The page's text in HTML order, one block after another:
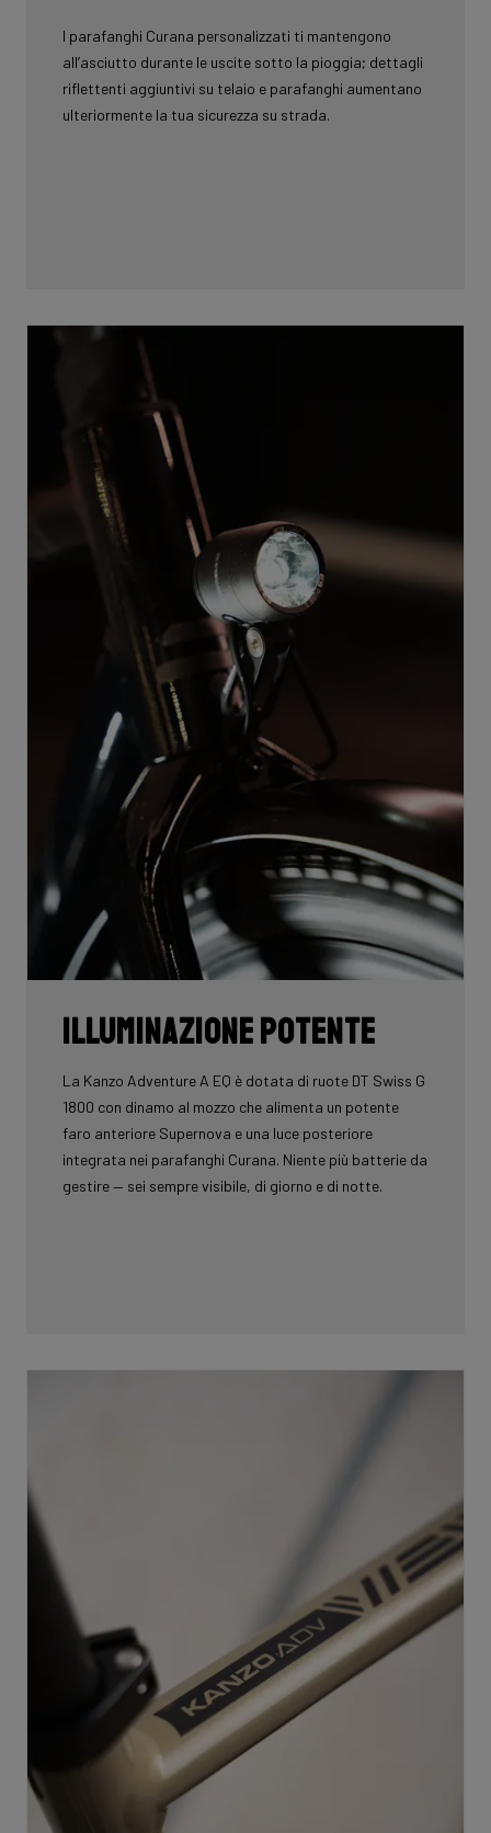
I parafanghi Curana personalizzati ti mantengono
all’asciutto durante le uscite sotto la pioggia; dettagli
riflettenti aggiuntivi su telaio e parafanghi aumentano
ulteriormente la tua sicurezza su strada.
Illuminazione potente
La Kanzo Adventure A EQ è dotata di ruote DT Swiss G
1800 con dinamo al mozzo che alimenta un potente
faro anteriore Supernova e una luce posteriore
integrata nei parafanghi Curana. Niente più batterie da
gestire — sei sempre visibile, di giorno e di notte.